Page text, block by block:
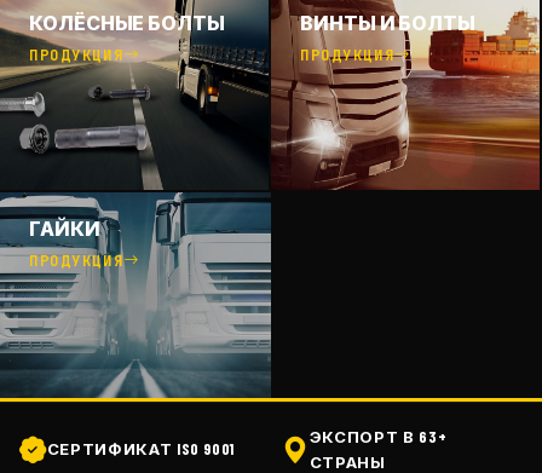
КОЛЁСНЫЕ БОЛТЫ
ПРОДУКЦИЯ
ВИНТЫ И БОЛТЫ
ПРОДУКЦИЯ
ГАЙКИ
ПРОДУКЦИЯ
СЕРТИФИКАТ ISO 9001
ЭКСПОРТ В 63+
СТРАНЫ